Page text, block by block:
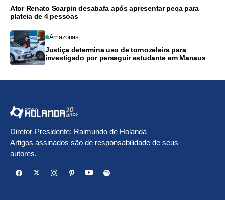
Ator Renato Scarpin desabafa após apresentar peça para
plateia de 4 pessoas
Amazonas
Justiça determina uso de tornozeleira para
investigado por perseguir estudante em Manaus
Diretor-Presidente: Raimundo de Holanda
Artigos assinados são de responsabilidade de seus
autores.